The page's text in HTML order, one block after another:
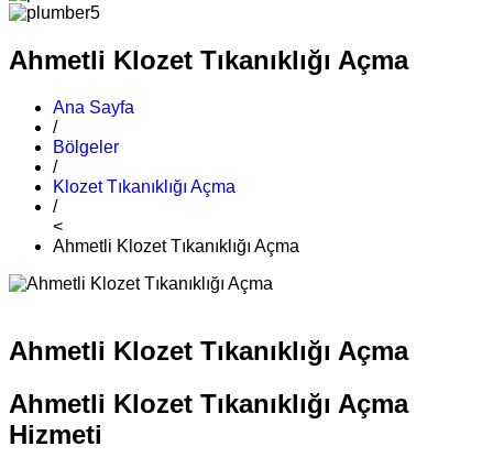
Ahmetli Klozet Tıkanıklığı Açma
Ana Sayfa
/
Bölgeler
/
Klozet Tıkanıklığı Açma
/
<
Ahmetli Klozet Tıkanıklığı Açma
Ahmetli Klozet Tıkanıklığı Açma
Ahmetli Klozet Tıkanıklığı Açma
Hizmeti